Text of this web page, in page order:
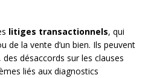
litiges transactionnels, qui
de la vente d’un bien. Ils peuvent
désaccords sur les clauses
liés aux diagnostics